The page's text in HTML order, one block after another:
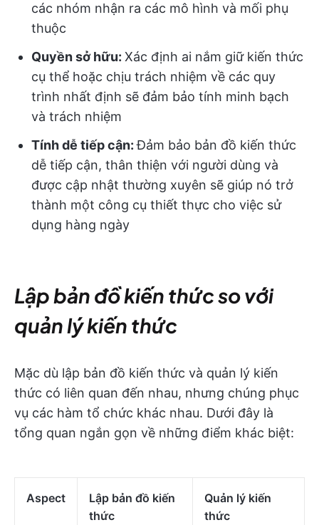
các nhóm nhận ra các mô hình và mối phụ
thuộc
Quyền sở hữu: Xác định ai nắm giữ kiến thức
cụ thể hoặc chịu trách nhiệm về các quy
trình nhất định sẽ đảm bảo tính minh bạch
và trách nhiệm
Tính dễ tiếp cận:Đảm bảo bản đồ kiến thức
dễ tiếp cận, thân thiện với người dùng và
được cập nhật thường xuyên sẽ giúp nó trở
thành một công cụ thiết thực cho việc sử
dụng hàng ngày
Lập bản đồ kiến thức so với
quản lý kiến thức
Mặc dù lập bản đồ kiến thức và quản lý kiến
thức có liên quan đến nhau, nhưng chúng phục
vụ các hàm tổ chức khác nhau. Dưới đây là
tổng quan ngắn gọn về những điểm khác biệt:
Aspect
Lập bản đồ kiến
thức
Quản lý kiến
thức